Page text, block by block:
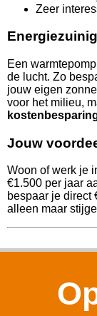
Zeer
Een
de lucht. Zo
jouw eigen
voor het milieu,
Jouw
Woon of werk je
€1.500 per jaar
bespaar je direct
alleen maar